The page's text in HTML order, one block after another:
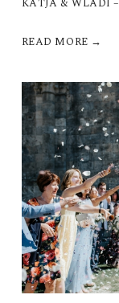
KATJA & WLADI
READ MORE →